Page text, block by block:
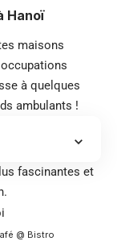
Hanoï
maisons
à quelques
ambulants !
fascinantes et
@ Bistro